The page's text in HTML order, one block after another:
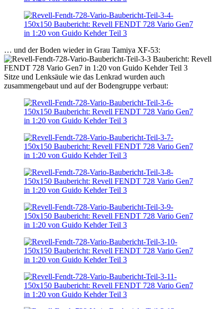
… und der Boden wieder in Grau Tamiya XF-53:
Sitze und Lenksäule wie das Lenkrad wurden auch
zusammengebaut und auf der Bodengruppe verbaut: